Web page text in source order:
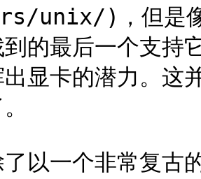
unix/)，但是像
的最后一个支持
显卡的潜力。这
了以一个非常复